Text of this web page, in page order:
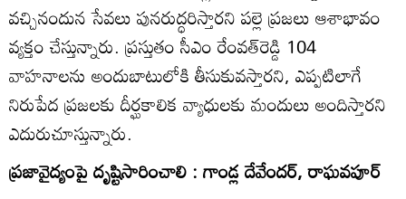
వచ్చినందున సేవలు పునరుద్ధరిస్తారని పల్లె ప్రజలు ఆశాభావం
వ్యక్తం చేస్తున్నారు. ప్రస్తుతం సీఎం రేంవత్‌రెడ్డి 104
వాహనాలను అందుబాటులోకి తీసుకువస్తారని, ఎప్పటిలాగే
నిరుపేద ప్రజలకు దీర్ఘకాలిక వ్యాధులకు మందులు అందిస్తారని
ఎదురుచూస్తున్నారు.
ప్రజావైద్యంపై దృష్టిసారించాలి : గాండ్ల దేవేందర్‌, రాఘవపూర్‌